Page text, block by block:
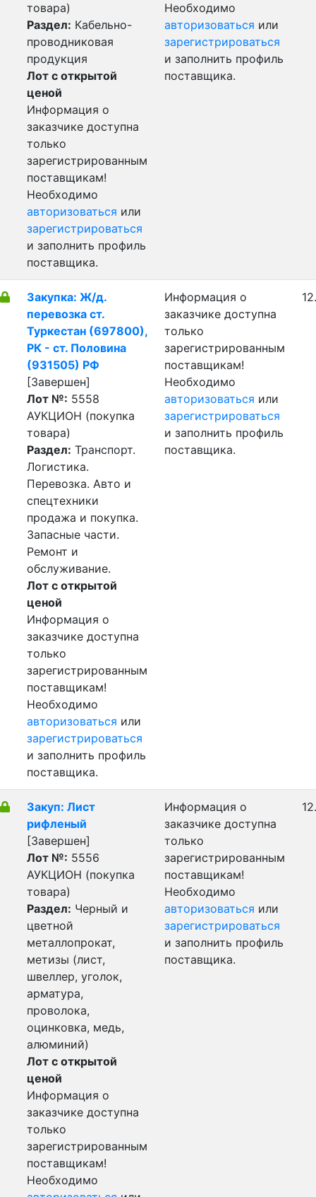
товара)
Раздел: Кабельно-
проводниковая
продукция
Лот с открытой
ценой
Информация о
заказчике доступна
только
зарегистрированным
поставщикам!
Необходимо
авторизоваться или
зарегистрироваться
и заполнить профиль
поставщика.
Необходимо
авторизоваться или
зарегистрироваться
и заполнить профиль
поставщика.
Закупка: Ж/д.
перевозка ст.
Туркестан (697800),
РК - ст. Половина
(931505) РФ
[Завершен]
Лот №: 5558
АУКЦИОН (покупка
товара)
Раздел: Транспорт.
Логистика.
Перевозка. Авто и
спецтехники
продажа и покупка.
Запасные части.
Ремонт и
обслуживание.
Лот с открытой
ценой
Информация о
заказчике доступна
только
зарегистрированным
поставщикам!
Необходимо
авторизоваться или
зарегистрироваться
и заполнить профиль
поставщика.
Информация о
заказчике доступна
только
зарегистрированным
поставщикам!
Необходимо
авторизоваться или
зарегистрироваться
и заполнить профиль
поставщика.
Закуп: Лист
рифленый
[Завершен]
Лот №: 5556
АУКЦИОН (покупка
товара)
Раздел: Черный и
цветной
металлопрокат,
метизы (лист,
швеллер, уголок,
арматура,
проволока,
оцинковка, медь,
алюминий)
Лот с открытой
ценой
Информация о
заказчике доступна
только
зарегистрированным
поставщикам!
Необходимо
Информация о
заказчике доступна
только
зарегистрированным
поставщикам!
Необходимо
авторизоваться или
зарегистрироваться
и заполнить профиль
поставщика.